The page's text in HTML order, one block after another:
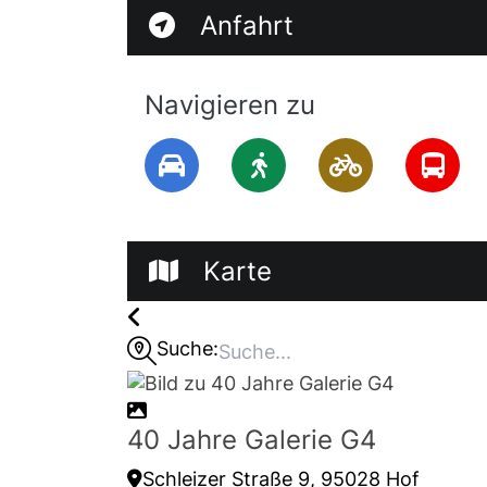
11.07. bis 16.08.2026
Samstag & Sonntag, jeweils 15:00 bis
Eintritt: frei
Anfahrt
Navigieren zu
Karte
Suche:
40 Jahre Galerie G4
Schleizer Straße 9, 95028 Hof